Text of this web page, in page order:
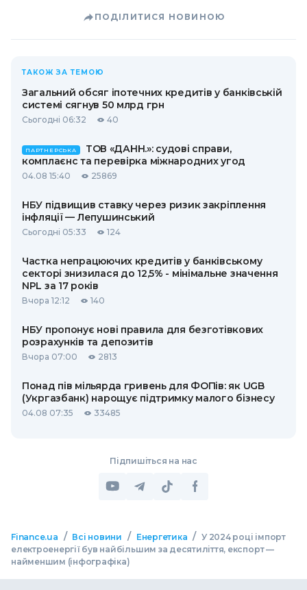
ПОДІЛИТИСЯ НОВИНОЮ
ТАКОЖ ЗА ТЕМОЮ
Загальний обсяг іпотечних кредитів у банківській
системі сягнув 50 млрд грн
Сьогодні 06:32 40
ПАРТНЕРСЬКА
ТОВ «ДАНН.»: судові справи,
комплаєнс та перевірка міжнародних угод
04.08 15:40 25869
НБУ підвищив ставку через ризик закріплення
інфляції — Лепушинський
Сьогодні 05:33 124
Частка непрацюючих кредитів у банківському
секторі знизилася до 12,5% - мінімальне значення
NPL за 17 років
Вчора 12:12 140
НБУ пропонує нові правила для безготівкових
розрахунків та депозитів
Вчора 07:00 2813
Понад пів мільярда гривень для ФОПів: як UGB
(Укргазбанк) нарощує підтримку малого бізнесу
04.08 07:35 33485
Підпишіться на нас
Finance.ua / Всі новини / Енергетика / У 2024 році імпорт
електроенергії був найбільшим за десятиліття, експорт —
найменшим (інфографіка)